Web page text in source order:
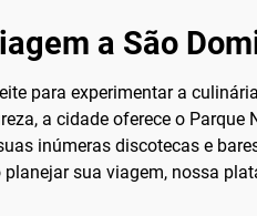
a São
para experimentar a
a cidade oferece o
inúmeras discotecas e
sua viagem, nossa